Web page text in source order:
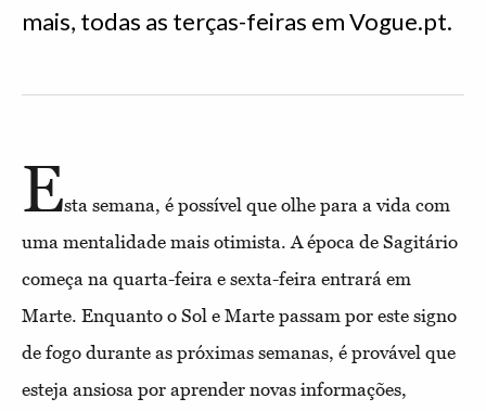
mais, todas as terças-feiras em Vogue.pt.
Esta semana, é possível que olhe para a vida com
uma mentalidade mais otimista. A época de Sagitário
começa na quarta-feira e sexta-feira entrará em
Marte. Enquanto o Sol e Marte passam por este signo
de fogo durante as próximas semanas, é provável que
esteja ansiosa por aprender novas informações,